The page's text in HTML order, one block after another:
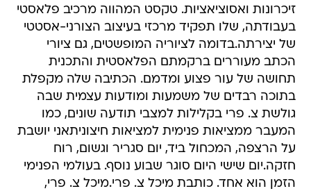
זיכרונות ואסוציאציות. טקסט המהווה מרכיב פלאסטי
בעבודתה, שלו תפקיד מרכזי בעיצוב הצורני-אסטטי
של יצירתה.בדומה לציוריה המופשטים, גם ציורי
הכתב מעוררים ברקמתם הפלאסטית והתכנית
תחושה של עור פצוע ומדמם. הכתיבה שלה מקפלת
בתוכה רבדים של משמעות ומודעות עצמית שבה
גולשת צ. פרי בקלילות למצבי תודעה שונים, כמו
המעבר ממציאות פנימית למציאות חיצוניתאני יושבת
על הרצפה, המכחול ביד, יום סגריר וגשום, רוח
חזקה.יום שישי היום סוגר שבוע נוסף. בעולמי הפנימי
הזמן הוא אחד. כותבת מיכל צ. פרי.מיכל צ. פרי,